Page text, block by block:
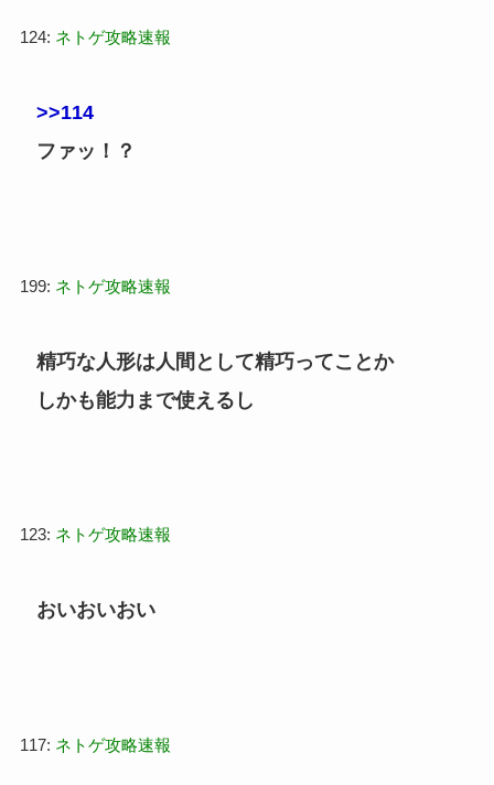
124: ネトゲ攻略速報
>>114
ファッ！？
199: ネトゲ攻略速報
精巧な人形は人間として精巧ってことか
しかも能力まで使えるし
123: ネトゲ攻略速報
おいおいおい
117: ネトゲ攻略速報